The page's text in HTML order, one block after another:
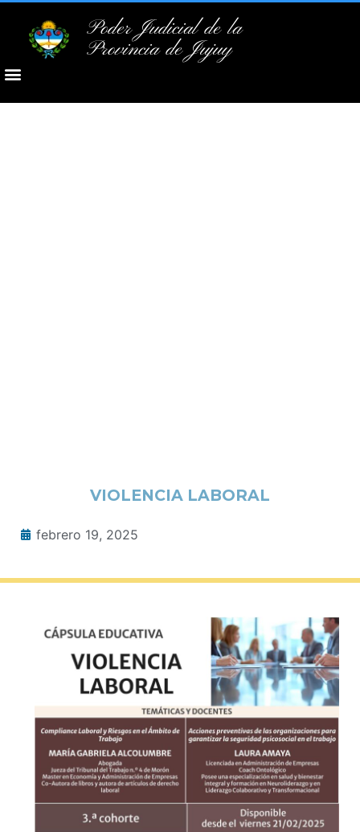
Poder Judicial de la
Provincia de Jujuy
VIOLENCIA LABORAL
febrero 19, 2025